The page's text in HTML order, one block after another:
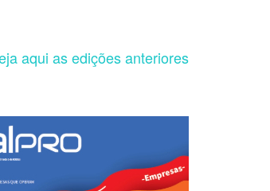
aqui as edições anteriores